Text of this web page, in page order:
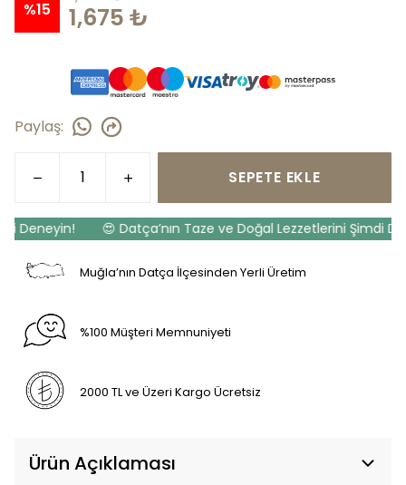
%15 1,675 ₺
Paylaş:
SEPETE EKLE
Deneyin! 😍 Datça’nın Taze ve Doğal Lezzetlerini Şimdi
Muğla’nın Datça İlçesinden Yerli Üretim
%100 Müşteri Memnuniyeti
2000 TL ve Üzeri Kargo Ücretsiz
Ürün Açıklaması